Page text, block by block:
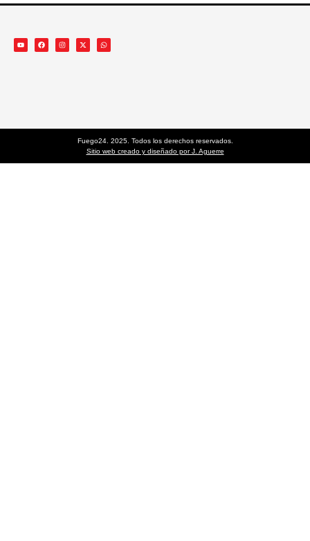
Fuego24. 2025. Todos los derechos reservados.
Sitio web creado y diseñado por J. Aguerre